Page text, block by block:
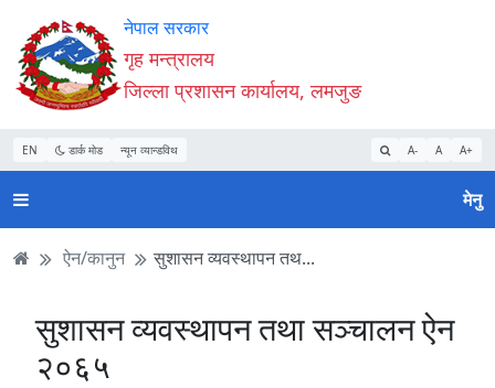
Accessibility
Mode
सुरु
गर्नुहोस्
सामाग्री
पढ्नुहाेस्
नेभिगेसन
पढ्नुहाेस्
वेबसाइट
खोजमा
जानुहोस्
नेपाल सरकार
गृह मन्त्रालय
जिल्ला प्रशासन कार्यालय, लमजुङ
EN डार्क मोड न्यून व्यान्डविथ A- A A+
मेनु
ऐन/कानुन सुशासन व्यवस्थापन तथ...
सुशासन व्यवस्थापन तथा सञ्चालन ऐन
२०६५